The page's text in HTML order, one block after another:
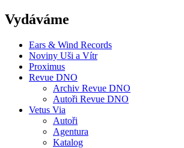
Vydáváme
Ears & Wind Records
Noviny Uši a Vítr
Proximus
Revue DNO
Archiv Revue DNO
Autoři Revue DNO
Vetus Via
Autoři
Agentura
Katalog